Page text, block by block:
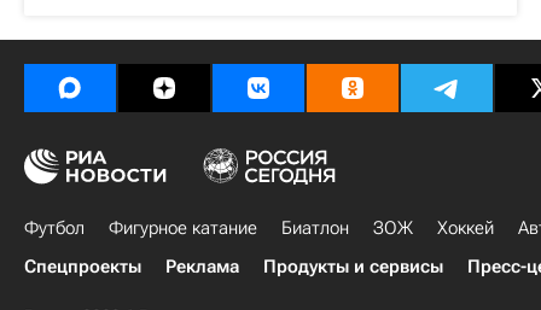
Футбол Фигурное катание Биатлон ЗОЖ Хоккей
Спецпроекты
Реклама Продукты и сервисы Пресс-